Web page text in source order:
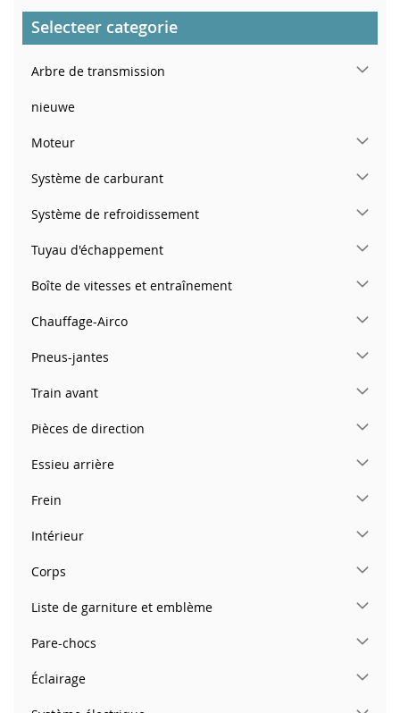
Selecteer categorie
Arbre de transmission
nieuwe
Moteur
Système de carburant
Système de refroidissement
Tuyau d'échappement
Boîte de vitesses et entraînement
Chauffage-Airco
Pneus-jantes
Train avant
Pièces de direction
Essieu arrière
Frein
Intérieur
Corps
Liste de garniture et emblème
Pare-chocs
Éclairage